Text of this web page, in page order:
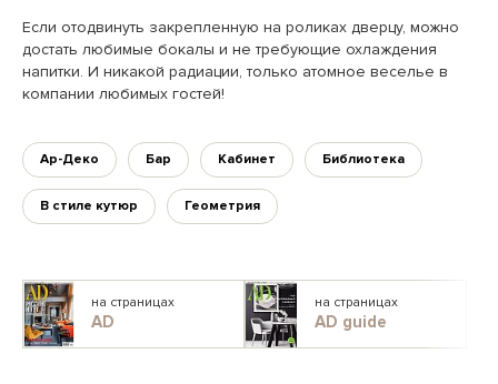
Если отодвинуть закрепленную на роликах дверцу, можно
достать любимые бокалы и не требующие охлаждения
напитки. И никакой радиации, только атомное веселье в
компании любимых гостей!
Ар-Деко Бар Кабинет Библиотека
В стиле кутюр Геометрия
на страницах
AD
на страницах
AD guide